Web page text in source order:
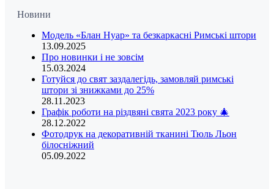
Новини
Модель «Блан Нуар» та безкаркасні Римські штори
13.09.2025
Про новинки і не зовсім
15.03.2024
Готуйся до свят заздалегідь, замовляй римські
штори зі знижками до 25%
28.11.2023
Графік роботи на різдвяні свята 2023 року 🎄
28.12.2022
Фотодрук на декоративній тканині Тюль Льон
білосніжний
05.09.2022